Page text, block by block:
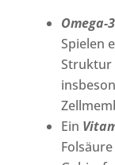
Omega-
Spielen
Struktur
Ein